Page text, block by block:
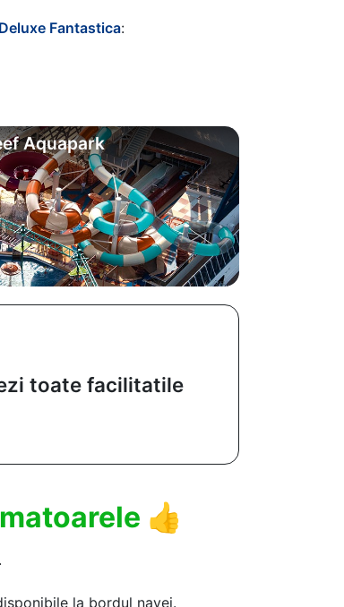
Fantastica:
Aquapark
toate facilitatile
👍
.
la bordul navei.